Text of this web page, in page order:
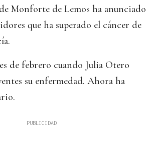
Monforte de Lemos ha anunciado
que ha superado el cáncer de
de febrero cuando Julia Otero
su enfermedad. Ahora ha